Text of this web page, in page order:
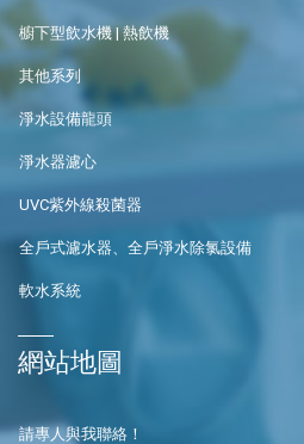
櫥下型飲水機 | 熱飲機
其他系列
淨水設備龍頭
淨水器濾心
UVC紫外線殺菌器
全戶式濾水器、全戶淨水除氯設備
軟水系統
網站地圖
請專人與我聯絡！